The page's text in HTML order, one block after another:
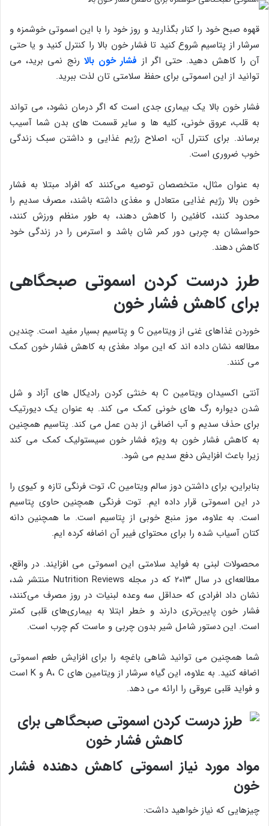
قهوه صبح خود را کنار بگذارید و روز خود را با این اسموتی خوشمزه و
سرشار از پتاسیم شروع کنید تا فشار خون بالا را کنترل کنید و یا حتی
آن را کاهش دهید. حتی اگر از فشار خون بالا رنج نمی برید، می
توانید از این اسموتی برای حفظ سلامتی تان لذت ببرید.
فشار خون بالا یک بیماری جدی است که اگر درمان نشود، می تواند
به قلب، عروق خونی، کلیه ها و سایر قسمت های بدن شما آسیب
برساند. برای کنترل آن، اصلاح رژیم غذایی و داشتن سبک زندگی
خوب ضروری است.
به عنوان مثال، متخصصان توصیه می‌کنند که افراد مبتلا به فشار
خون بالا رژیم غذایی متعادل و مغذی داشته باشند، مصرف سدیم را
محدود کنند، کافئین را کاهش دهند، به طور منظم ورزش کنند،
حواسشان به چربی دور کمر شان باشد و استرس را در زندگی خود
کاهش دهند.
طرز درست کردن اسموتی صبحگاهی
برای کاهش فشار خون
خوردن غذاهای غنی از ویتامین C و پتاسیم بسیار مفید است. چندین
مطالعه نشان داده اند که این مواد مغذی به کاهش فشار خون کمک
می کنند.
آنتی اکسیدان ویتامین C به خنثی کردن رادیکال های آزاد و شل
شدن دیواره رگ های خونی کمک می کند. به عنوان یک دیورتیک
برای حذف سدیم و آب اضافی از بدن عمل می کند. پتاسیم همچنین
به کاهش فشار خون به ویژه فشار خون سیستولیک کمک می کند
زیرا باعث افزایش دفع سدیم می شود.
بنابراین، برای داشتن دوز سالم ویتامین C، توت فرنگی تازه و کیوی را
در این اسموتی قرار داده ایم. توت فرنگی همچنین حاوی پتاسیم
است. به علاوه، موز منبع خوبی از پتاسیم است. ما همچنین دانه
کتان آسیاب شده را برای محتوای فیبر آن اضافه کرده ایم.
محصولات لبنی به فواید سلامتی این اسموتی می افزایند. در واقع،
مطالعه‌ای در سال ۲۰۱۳ که در مجله Nutrition Reviews منتشر شد،
نشان داد افرادی که حداقل سه وعده لبنیات در روز مصرف می‌کنند،
فشار خون پایین‌تری دارند و خطر ابتلا به بیماری‌های قلبی کمتر
است. این دستور شامل شیر بدون چربی و ماست کم چرب است.
شما همچنین می توانید شاهی باغچه را برای افزایش طعم اسموتی
اضافه کنید. به علاوه، این گیاه سرشار از ویتامین های A، C و K است
و فواید قلبی عروقی را ارائه می دهد.
مواد مورد نیاز اسموتی کاهش دهنده فشار
خون
چیزهایی که نیاز خواهید داشت: